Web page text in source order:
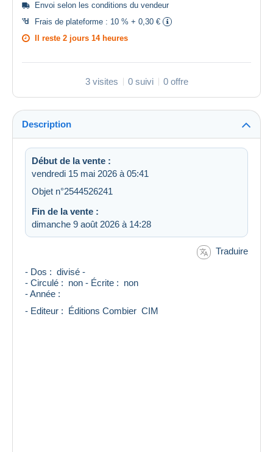
Envoi selon les conditions du vendeur
Frais de plateforme : 10 % + 0,30 €
Il reste 2 jours 14 heures
3 visites 0 suivi 0 offre
Description
Début de la vente :
vendredi 15 mai 2026 à 05:41
Objet n°2544526241
Fin de la vente :
dimanche 9 août 2026 à 14:28
Traduire
- Dos : divisé -
- Circulé : non - Écrite : non
- Année :
- Editeur : Éditions Combier CIM